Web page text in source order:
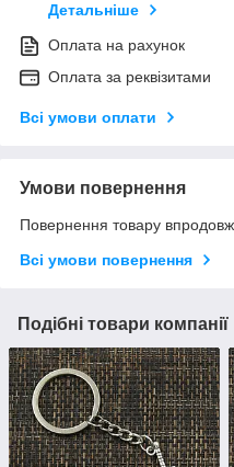
Детальніше
Оплата на рахунок
Оплата за реквізитами
Всі умови оплати
Умови повернення
Повернення товару
Всі умови повернення
Подібні товари компанії